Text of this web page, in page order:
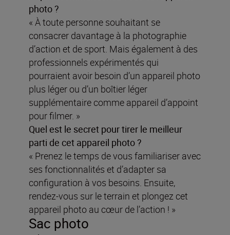
photo ?
« À toute personne souhaitant se
consacrer davantage à la photographie
d’action et de sport. Mais également à des
professionnels expérimentés qui
pourraient avoir besoin d’un appareil photo
plus léger ou d’un boîtier léger
supplémentaire comme appareil d’appoint
pour filmer. »
Quel est le secret pour tirer le meilleur
parti de cet appareil photo ?
« Prenez le temps de vous familiariser avec
ses fonctionnalités et d’adapter sa
configuration à vos besoins. Ensuite,
rendez-vous sur le terrain et plongez cet
appareil photo au cœur de l’action ! »
Sac photo